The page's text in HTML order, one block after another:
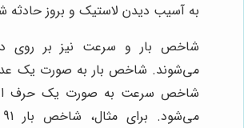
به آسیب دیدن لاستیک و بروز حادثه
شاخص بار و سرعت نیز بر روی
می‌شوند. شاخص بار به صورت یک
شاخص سرعت به صورت یک حرف